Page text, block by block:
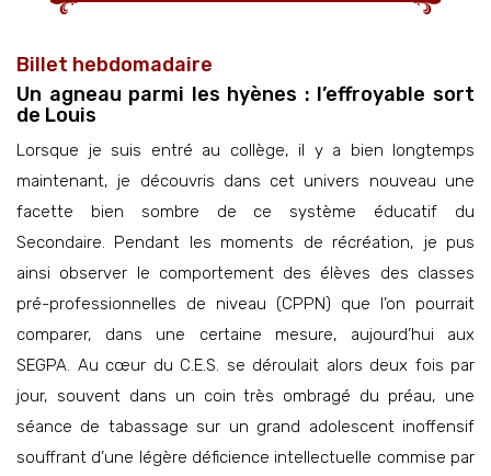
Billet hebdomadaire
Un agneau parmi les hyènes : l’effroyable sort
de Louis
Lorsque je suis entré au collège, il y a bien longtemps
maintenant, je découvris dans cet univers nouveau une
facette bien sombre de ce système éducatif du
Secondaire. Pendant les moments de récréation, je pus
ainsi observer le comportement des élèves des classes
pré-professionnelles de niveau (CPPN) que l’on pourrait
comparer, dans une certaine mesure, aujourd’hui aux
SEGPA. Au cœur du C.E.S. se déroulait alors deux fois par
jour, souvent dans un coin très ombragé du préau, une
séance de tabassage sur un grand adolescent inoffensif
souffrant d’une légère déficience intellectuelle commise par